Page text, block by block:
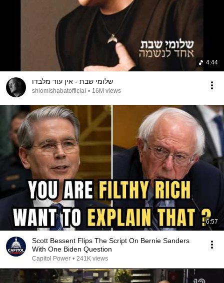
4:44
שלומי שבת - אין עוד מלבדו
shlomishabatofficiaI • 16M views
6:57
Scott Bessent Flips The Script On Bernie Sanders
With One Biden Question
Capitol Power • 241K views